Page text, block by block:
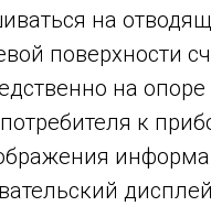
на
поверхности
на
к